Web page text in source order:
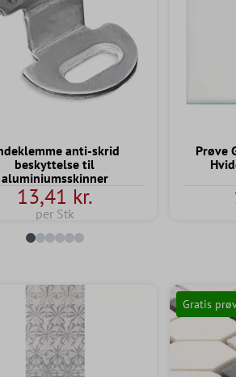
anti-skrid
beskyttelse til
aluminiumsskinner
13,41 kr.
per Stk
Prøve
Gratis